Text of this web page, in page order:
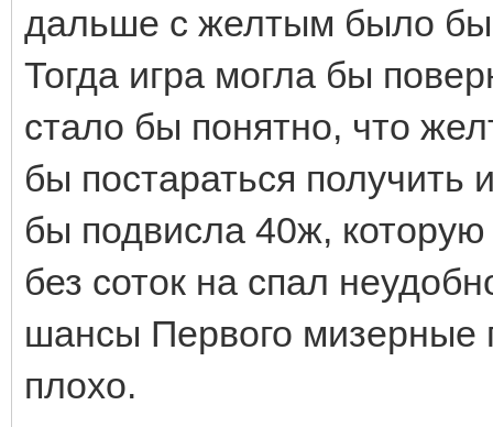
дальше с желтым было бы
Тогда игра могла бы
стало бы понятно, что
бы постараться получить
бы подвисла 40ж,
без соток на спал
шансы Первого мизерные
плохо.